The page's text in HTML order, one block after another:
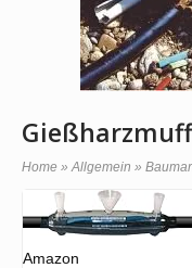
Home » Allgemein »
Amazon